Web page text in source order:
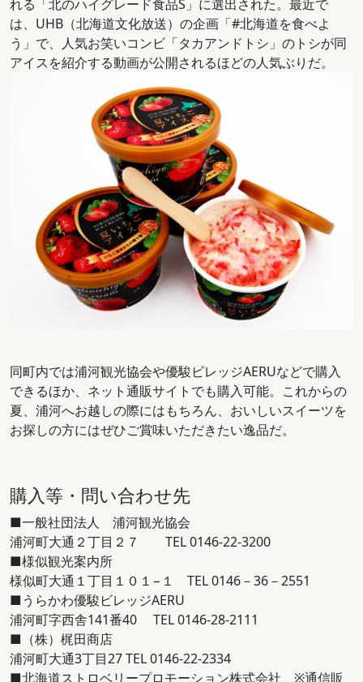
れる「北のハイグレード食品S」に選出された。最近で
は、UHB（北海道文化放送）の企画「#北海道を食べよ
う」で、人気お笑いコンビ「タカアンドトシ」のトシが同
アイスを紹介する動画が公開されるほどの人気ぶりだ。
同町内では浦河観光協会や優駿ビレッジAERUなどで購入
できるほか、ネット通販サイトでも購入可能。これからの
夏、浦河へお越しの際にはもちろん、おいしいスイーツを
お探しの方にはぜひご賞味いただきたい逸品だ。
購入等・問い合わせ先
■一般社団法人 浦河観光協会
浦河町大通２丁目２７ TEL 0146-22-3200
■様似観光案内所
様似町大通１丁目１０１−１ TEL 0146－36－2551
■うらかわ優駿ビレッジAERU
浦河町字西舎141番40 TEL 0146-28-2111
■（株）梶田商店
浦河町大通3丁目27 TEL 0146-22-2334
■北海道ストロベリープロモーション株式会社 ※通信販